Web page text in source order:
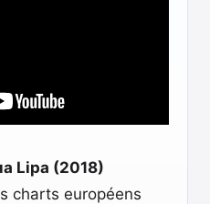
Lipa (2018)
charts européens